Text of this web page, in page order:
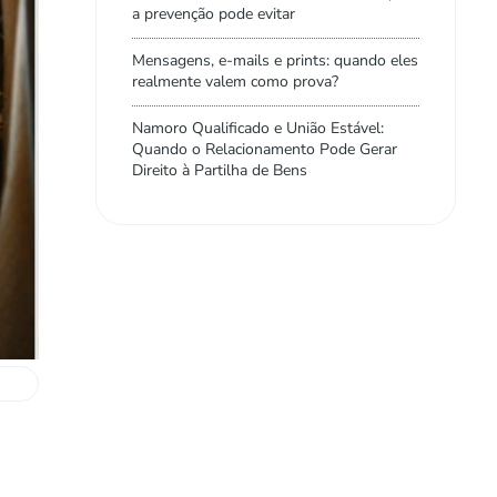
a prevenção pode evitar
Mensagens, e-mails e prints: quando eles
realmente valem como prova?
Namoro Qualificado e União Estável:
Quando o Relacionamento Pode Gerar
Direito à Partilha de Bens